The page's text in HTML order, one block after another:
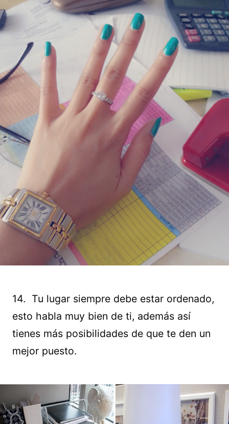
14. Tu lugar siempre debe estar ordenado,
esto habla muy bien de ti, además así
tienes más posibilidades de que te den un
mejor puesto.